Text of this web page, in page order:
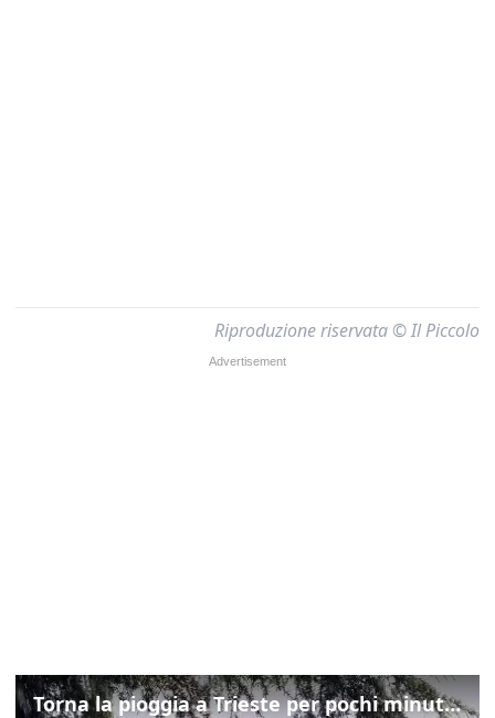
Riproduzione riservata © Il Piccolo
Torna la pioggia a Trieste per pochi minuti: ma il caldo non molla